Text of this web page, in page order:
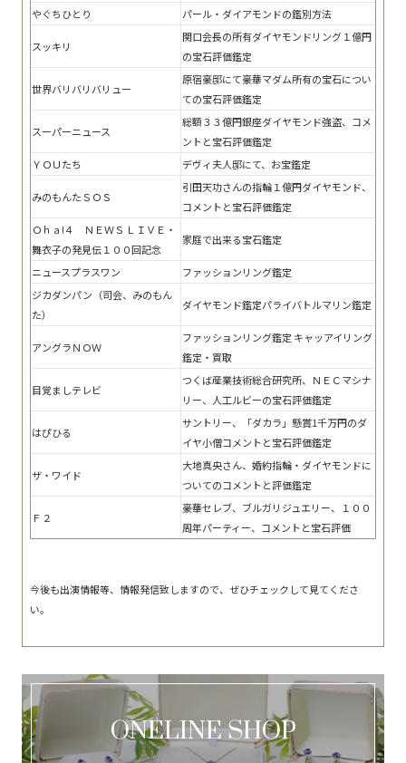
やぐちひとり
パール・ダイアモンドの鑑別方法
スッキリ
関口会長の所有ダイヤモンドリング１億円
の宝石評価鑑定
世界バリバリバリュー
原宿豪邸にて豪華マダム所有の宝石につい
ての宝石評価鑑定
スーパーニュース
総額３３億円銀座ダイヤモンド強盗、コメ
ントと宝石評価鑑定
ＹＯＵたち
デヴィ夫人邸にて、お宝鑑定
みのもんたＳＯＳ
引田天功さんの指輪１億円ダイヤモンド、
コメントと宝石評価鑑定
Ｏｈａ!４ ＮＥＷＳ ＬＩＶＥ・
舞衣子の発見伝１００回記念
家庭で出来る宝石鑑定
ニュースプラスワン
ファッションリング鑑定
ジカダンパン（司会、みのもん
た）
ダイヤモンド鑑定パライバトルマリン鑑定
アングラＮＯＷ
ファッションリング鑑定 キャッアイリング
鑑定・買取
目覚ましテレビ
つくば産業技術総合研究所、ＮＥＣマシナ
リー、人工ルビーの宝石評価鑑定
はぴひる
サントリー、「ダカラ」懸賞1千万円のダ
イヤ小僧コメントと宝石評価鑑定
ザ・ワイド
大地真央さん、婚約指輪・ダイヤモンドに
ついてのコメントと評価鑑定
Ｆ２
豪華セレブ、ブルガリジュエリー、１００
周年パーティー、コメントと宝石評価
今後も出演情報等、情報発信致しますので、ぜひチェックして見てくださ
い。
ONELINE SHOP